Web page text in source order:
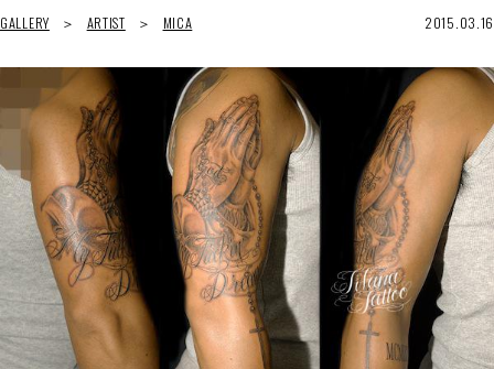
GALLERY ARTIST MICA 2015.03.16